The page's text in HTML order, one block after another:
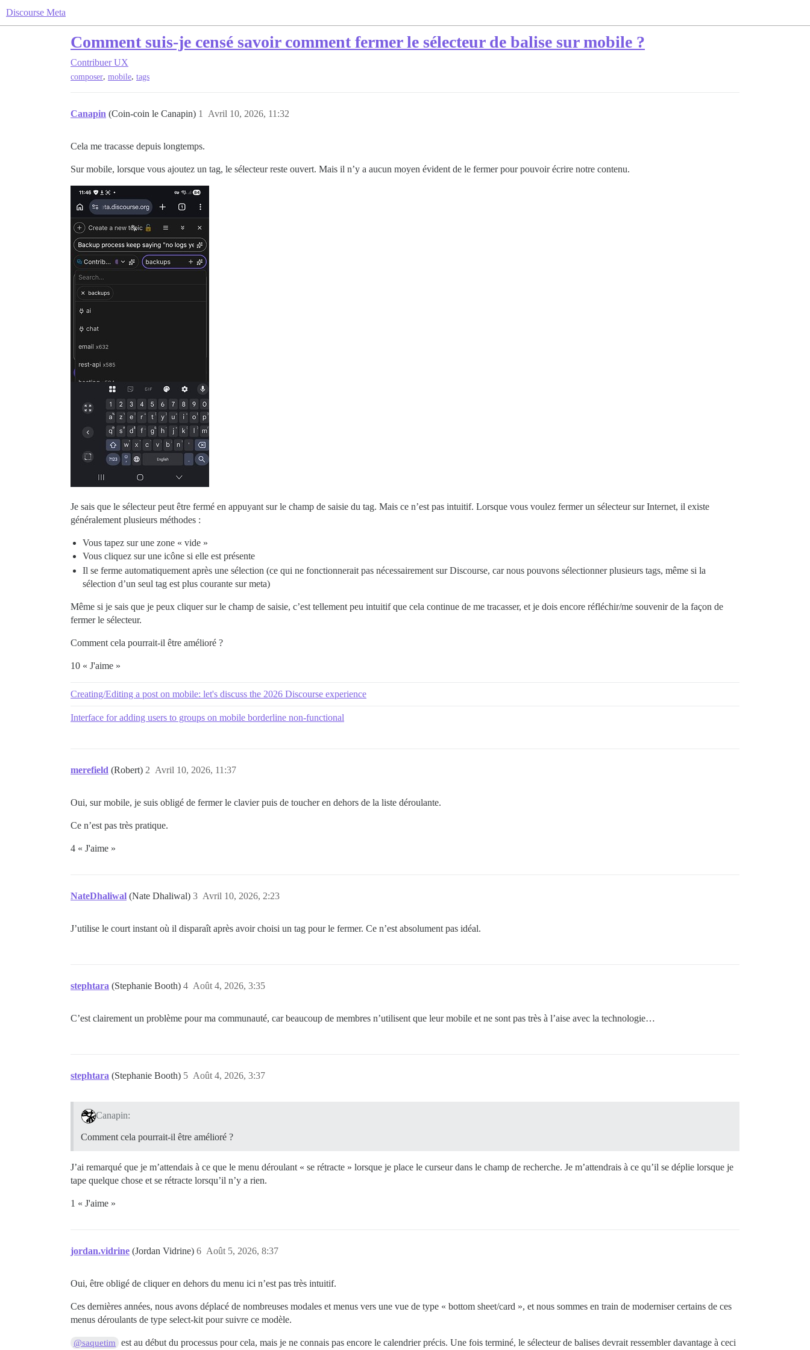
Discourse Meta
Comment suis-je censé savoir comment fermer le sélecteur de balise sur mobile ?
Contribuer UX
composer, mobile, tags
Canapin (Coin-coin le Canapin) Avril 10, 2026, 11:32
1
Cela me tracasse depuis longtemps.
Sur mobile, lorsque vous ajoutez un tag, le sélecteur reste ouvert. Mais il n’y a aucun moyen évident de le fermer pour pouvoir écrire notre contenu.
Je sais que le sélecteur peut être fermé en appuyant sur le champ de saisie du tag. Mais ce n’est pas intuitif. Lorsque vous voulez fermer un sélecteur sur Internet, il existe
généralement plusieurs méthodes :
Vous tapez sur une zone « vide »
Vous cliquez sur une icône si elle est présente
Il se ferme automatiquement après une sélection (ce qui ne fonctionnerait pas nécessairement sur Discourse, car nous pouvons sélectionner plusieurs tags, même si la
sélection d’un seul tag est plus courante sur meta)
Même si je sais que je peux cliquer sur le champ de saisie, c’est tellement peu intuitif que cela continue de me tracasser, et je dois encore réfléchir/me souvenir de la façon de
fermer le sélecteur.
Comment cela pourrait-il être amélioré ?
10 « J'aime »
Creating/Editing a post on mobile: let's discuss the 2026 Discourse experience
Interface for adding users to groups on mobile borderline non-functional
merefield (Robert) Avril 10, 2026, 11:37
2
Oui, sur mobile, je suis obligé de fermer le clavier puis de toucher en dehors de la liste déroulante.
Ce n’est pas très pratique.
4 « J'aime »
NateDhaliwal (Nate Dhaliwal) Avril 10, 2026, 2:23
3
J’utilise le court instant où il disparaît après avoir choisi un tag pour le fermer. Ce n’est absolument pas idéal.
stephtara (Stephanie Booth) Août 4, 2026, 3:35
4
C’est clairement un problème pour ma communauté, car beaucoup de membres n’utilisent que leur mobile et ne sont pas très à l’aise avec la technologie…
stephtara (Stephanie Booth) Août 4, 2026, 3:37
5
Canapin:
Comment cela pourrait-il être amélioré ?
J’ai remarqué que je m’attendais à ce que le menu déroulant « se rétracte » lorsque je place le curseur dans le champ de recherche. Je m’attendrais à ce qu’il se déplie lorsque je
tape quelque chose et se rétracte lorsqu’il n’y a rien.
1 « J'aime »
jordan.vidrine (Jordan Vidrine) Août 5, 2026, 8:37
6
Oui, être obligé de cliquer en dehors du menu ici n’est pas très intuitif.
Ces dernières années, nous avons déplacé de nombreuses modales et menus vers une vue de type « bottom sheet/card », et nous sommes en train de moderniser certains de ces
menus déroulants de type select-kit pour suivre ce modèle.
@saquetim est au début du processus pour cela, mais je ne connais pas encore le calendrier précis. Une fois terminé, le sélecteur de balises devrait ressembler davantage à ceci